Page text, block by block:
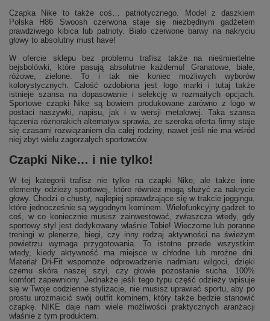
Czapka Nike to także coś… patriotycznego. Model z daszkiem
Polska H86 Swoosh czerwona staje się niezbędnym gadżetem
prawdziwego kibica lub patrioty. Biało czerwone barwy na nakryciu
głowy to absolutny must have!
W ofercie sklepu bez problemu trafisz także na nieśmiertelne
bejsbolówki, które pasują absolutnie każdemu! Granatowe, białe,
różowe, zielone. To i tak nie koniec możliwych wyborów
kolorystycznych. Całość ozdobiona jest logo marki i tutaj także
istnieje szansa na dopasowanie i selekcję w rozmaitych opcjach.
Sportowe czapki Nike są bowiem produkowane zarówno z logo w
postaci naszywki, napisu, jak i w wersji metalowej. Taka szansa
łączenia różnorakich alternatyw sprawia, że szeroka oferta firmy staje
się czasami rozwiązaniem dla całej rodziny, nawet jeśli nie ma wśród
niej zbyt wielu zagorzałych sportowców.
Czapki Nike… i nie tylko!
W tej kategorii trafisz nie tylko na czapki Nike, ale także inne
elementy odzieży sportowej, które również mogą służyć za nakrycie
głowy. Chodzi o chusty, najlepiej sprawdzające się w trakcie joggingu,
które jednocześnie są wygodnym kominem. Wielofunkcyjny gadżet to
coś, w co koniecznie musisz zainwestować, zwłaszcza wtedy, gdy
sportowy styl jest dedykowany właśnie Tobie! Wieczorne lub poranne
treningi w plenerze, biegi, czy inny rodzaj aktywności na świeżym
powietrzu wymaga przygotowania. To istotne przede wszystkim
wtedy, kiedy aktywność ma miejsce w chłodne lub mroźne dni.
Materiał Dri-Fit wspomoże odprowadzenie nadmiaru wilgoci, dzięki
czemu skóra naszej szyi, czy głowie pozostanie sucha. 100%
komfort zapewniony. Jednakże jeśli tego typu część odzieży wpisuje
się w Twoje codzienne stylizacje, nie musisz uprawiać sportu, aby po
prostu urozmaicić swój outfit kominem, który także będzie stanowić
czapkę. NIKE daje nam wiele możliwości praktycznych aranżacji
właśnie z tym produktem.